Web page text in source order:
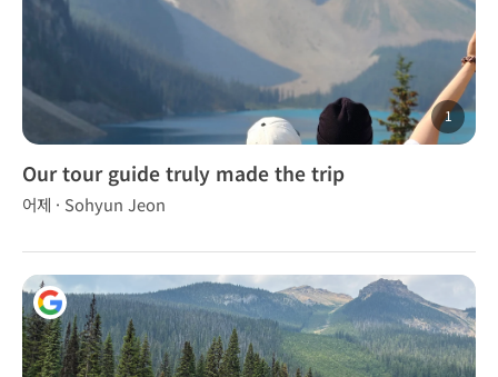
1
Our tour guide truly made the trip
unforgettable.
어제 · Sohyun Jeon